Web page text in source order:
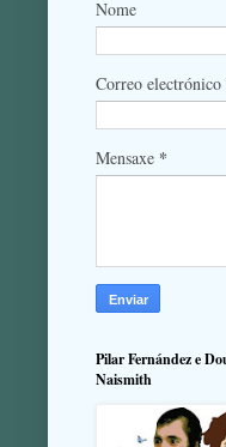
Nome
Correo electrónico
Mensaxe *
Pilar Fernández e
Naismith